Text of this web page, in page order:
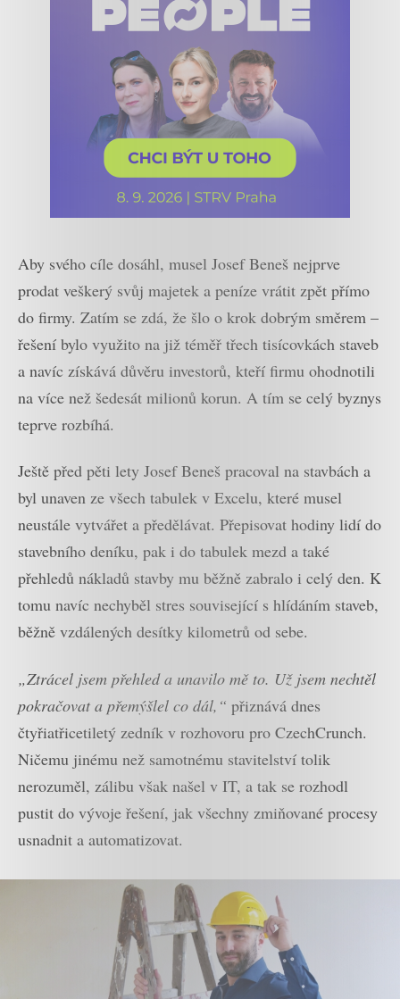
Aby svého cíle dosáhl, musel Josef Beneš nejprve
prodat veškerý svůj majetek a peníze vrátit zpět přímo
do firmy. Zatím se zdá, že šlo o krok dobrým směrem –
řešení bylo využito na již téměř třech tisícovkách staveb
a navíc získává důvěru investorů, kteří firmu ohodnotili
na více než šedesát milionů korun. A tím se celý byznys
teprve rozbíhá.
Ještě před pěti lety Josef Beneš pracoval na stavbách a
byl unaven ze všech tabulek v Excelu, které musel
neustále vytvářet a předělávat. Přepisovat hodiny lidí do
stavebního deníku, pak i do tabulek mezd a také
přehledů nákladů stavby mu běžně zabralo i celý den. K
tomu navíc nechyběl stres související s hlídáním staveb,
běžně vzdálených desítky kilometrů od sebe.
„Ztrácel jsem přehled a unavilo mě to. Už jsem nechtěl
pokračovat a přemýšlel co dál,“ přiznává dnes
čtyřiatřicetiletý zedník v rozhovoru pro CzechCrunch.
Ničemu jinému než samotnému stavitelství tolik
nerozuměl, zálibu však našel v IT, a tak se rozhodl
pustit do vývoje řešení, jak všechny zmiňované procesy
usnadnit a automatizovat.